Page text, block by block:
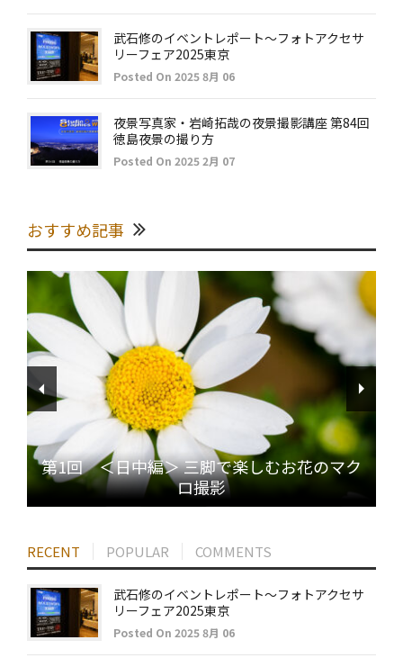
武石修のイベントレポート～フォトアクセサ
リーフェア2025東京
Posted On 2025 8月 06
夜景写真家・岩崎拓哉の夜景撮影講座 第84回
徳島夜景の撮り方
Posted On 2025 2月 07
おすすめ記事
第1回 ＜日中編＞ 三脚で楽しむお花のマク
ロ撮影
RECENT POPULAR COMMENTS
武石修のイベントレポート～フォトアクセサ
リーフェア2025東京
Posted On 2025 8月 06